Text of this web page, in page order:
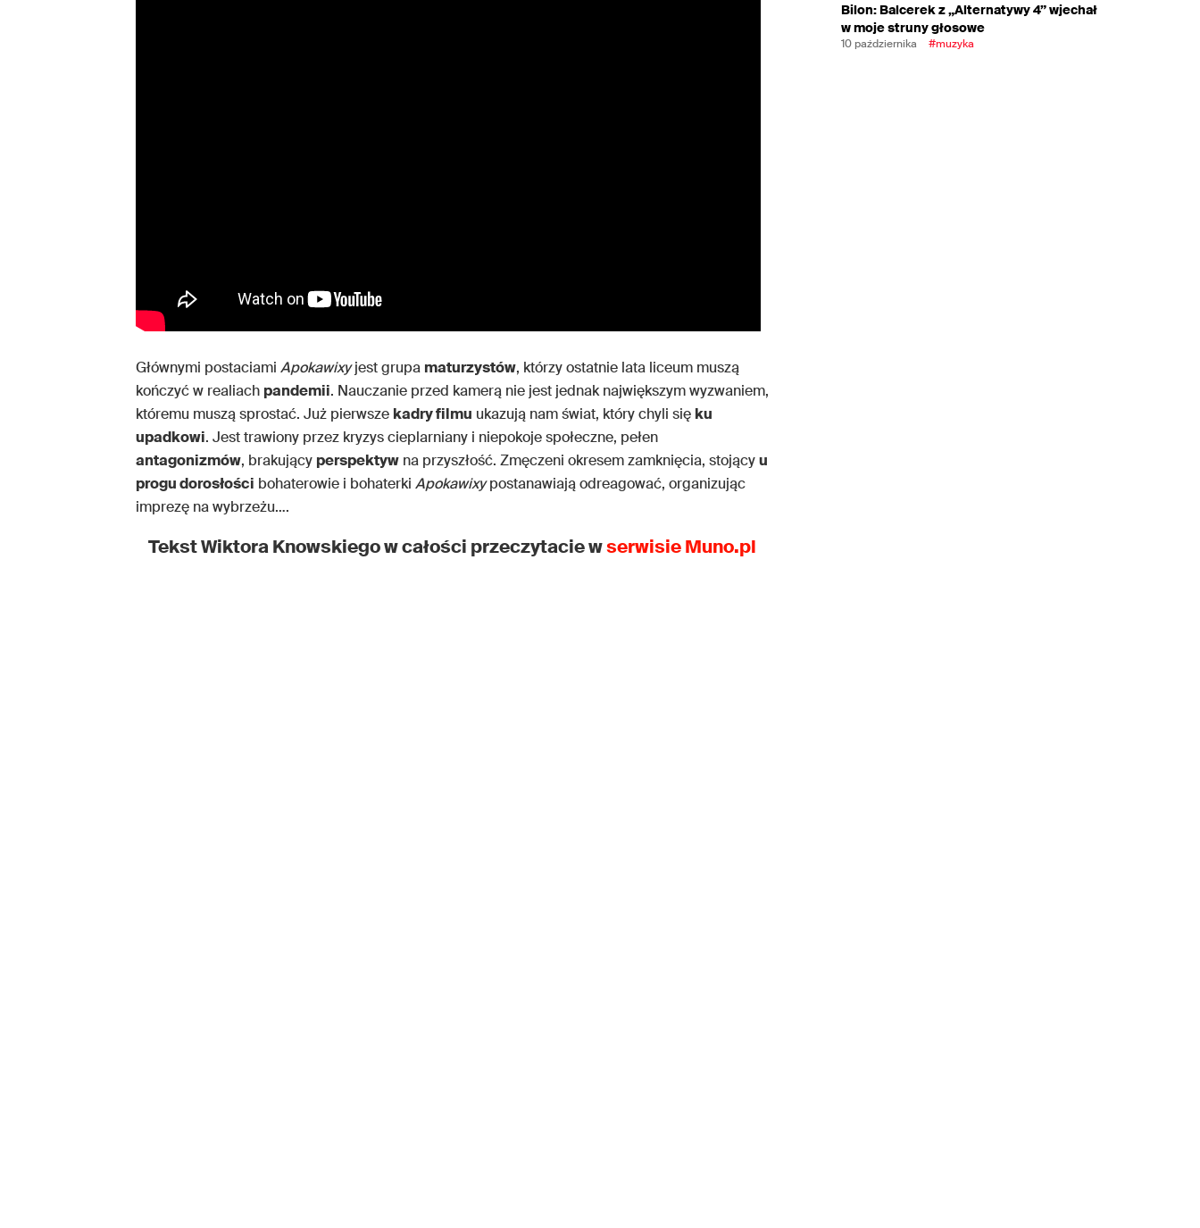
Głównymi postaciami Apokawixyjest grupa maturzystów, którzy ostatnie lata liceum muszą
kończyć w realiach pandemii. Nauczanie przed kamerą nie jest jednak największym wyzwaniem,
któremu muszą sprostać. Już pierwsze kadry filmu ukazują nam świat, który chyli się ku
upadkowi. Jest trawiony przez kryzys cieplarniany i niepokoje społeczne, pełen
antagonizmów, brakujący perspektyw na przyszłość. Zmęczeni okresem zamknięcia, stojącyu
progu dorosłości bohaterowie i bohaterki Apokawixypostanawiają odreagować, organizując
imprezę na wybrzeżu….
Tekst Wiktora Knowskiego w całości przeczytacie wserwisie Muno.pl
Bilon: Balcerek z „Alternatywy 4” wjechał
w moje struny głosowe
10 października #muzyka